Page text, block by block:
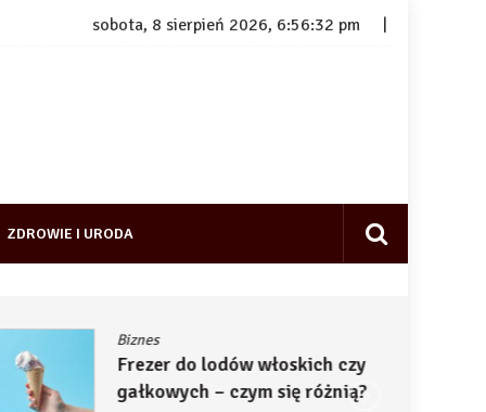
sobota, 8 sierpień 2026, 6:56:33 pm
ZDROWIE I URODA
Biznes
Frezer do lodów włoskich czy
gałkowych – czym się różnią?